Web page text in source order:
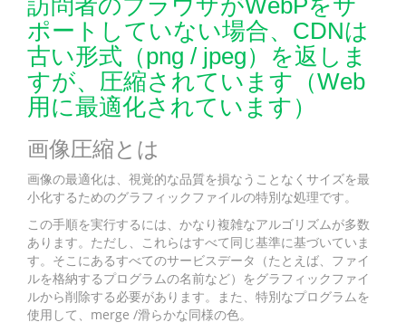
訪問者のブラウザがWebPをサ
ポートしていない場合、CDNは
古い形式（png / jpeg）を返しま
すが、圧縮されています（Web
用に最適化されています）
画像圧縮とは
画像の最適化は、視覚的な品質を損なうことなくサイズを最
小化するためのグラフィックファイルの特別な処理です。
この手順を実行するには、かなり複雑なアルゴリズムが多数
あります。ただし、これらはすべて同じ基準に基づいていま
す。そこにあるすべてのサービスデータ（たとえば、ファイ
ルを格納するプログラムの名前など）をグラフィックファイ
ルから削除する必要があります。また、特別なプログラムを
使用して、merge /滑らかな同様の色。